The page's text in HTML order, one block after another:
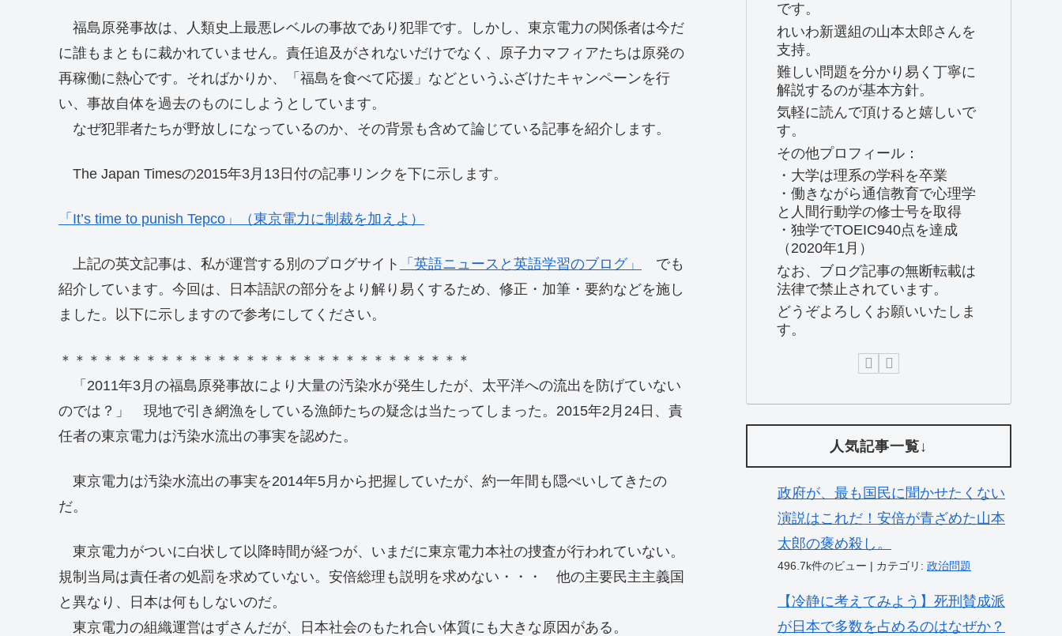
福島原発事故は、人類史上最悪レベルの事故であり犯罪です。しかし、東京電力の関係者は今だ
に誰もまともに裁かれていません。責任追及がされないだけでなく、原子力マフィアたちは原発の
再稼働に熱心です。そればかりか、「福島を食べて応援」などというふざけたキャンペーンを行
い、事故自体を過去のものにしようとしています。
なぜ犯罪者たちが野放しになっているのか、その背景も含めて論じている記事を紹介します。
The Japan Timesの2015年3月13日付の記事リンクを下に示します。
「It’s time to punish Tepco」（東京電力に制裁を加えよ）
上記の英文記事は、私が運営する別のブログサイト 「英語ニュースと英語学習のブログ」
でも
紹介しています。今回は、日本語訳の部分をより解り易くするため、修正・加筆・要約などを施し
ました。以下に示しますので参考にしてください。
＊＊＊＊＊＊＊＊＊＊＊＊＊＊＊＊＊＊＊＊＊＊＊＊＊＊＊＊＊
「2011年3月の福島原発事故により大量の汚染水が発生したが、太平洋への流出を防げていない
のでは？」 現地で引き網漁をしている漁師たちの疑念は当たってしまった。2015年2月24日、責
任者の東京電力は汚染水流出の事実を認めた。
東京電力は汚染水流出の事実を2014年5月から把握していたが、約一年間も隠ぺいしてきたの
だ。
東京電力がついに白状して以降時間が経つが、いまだに東京電力本社の捜査が行われていない。
規制当局は責任者の処罰を求めていない。安倍総理も説明を求めない・・・ 他の主要民主主義国
と異なり、日本は何もしないのだ。
東京電力の組織運営はずさんだが、日本社会のもたれ合い体質にも大きな原因がある。
です。
れいわ新選組の山本太郎さんを
支持。
難しい問題を分かり易く丁寧に
解説するのが基本方針。
気軽に読んで頂けると嬉しいで
す。
その他プロフィール：
・大学は理系の学科を卒業
・働きながら通信教育で心理学
と人間行動学の修士号を取得
・独学でTOEIC940点を達成
（2020年1月）
なお、ブログ記事の無断転載は
法律で禁止されています。
どうぞよろしくお願いいたしま
す。
人気記事一覧↓
政府が、最も国民に聞かせたくない
演説はこれだ！安倍が青ざめた山本
太郎の褒め殺し。
496.7k件のビュー | カテゴリ: 政治問題
【冷静に考えてみよう】死刑賛成派
が日本で多数を占めるのはなぜか？